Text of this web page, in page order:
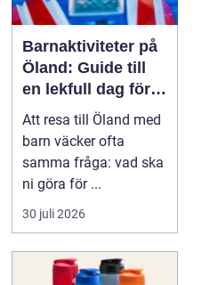
Barnaktiviteter på
Öland: Guide till
en lekfull dag för
hela familjen
Att resa till Öland med
barn väcker ofta
samma fråga: vad ska
ni göra för ...
30 juli 2026